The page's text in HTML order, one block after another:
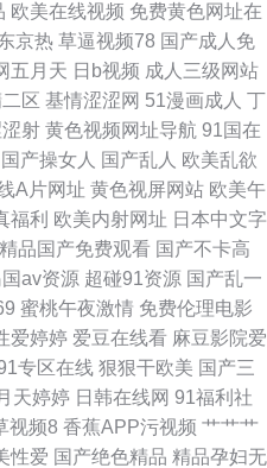
品 在线观看亚洲色图 操国产在线 丁
视频网 丁香五月色播网 欧美爱就色
免费肏屄 91次元网 91传媒免费观看
夫妻视频 91国产微拍 岛国AV一本道
原创大神在线观看 东方四虎日剧网
美日韩黄色网址 伊人五月香蕉 超碰
精品 国产天堂网 微拍福利视频午夜
91蝌蚪人妻九色 黑人黑人操妇女
欧美在线视频 免费黄色网址在
京热 草逼视频78 国产成人免
五月天 日b视频 成人三级网站
区 基情涩涩网 51漫画成人 丁
射 黄色视频网址导航 91国在
国产操女人 国产乱人 欧美乱欲
A片网址 黄色视屏网站 欧美午
福利 欧美内射网址 日本中文字
精品国产免费观看 国产不卡高
av资源 超碰91资源 国产乱一
蜜桃午夜激情 免费伦理电影
爱婷婷 爱豆在线看 麻豆影院爱
专区在线 狠狠干欧美 国产三
天婷婷 日韩在线网 91福利社
视频8 香蕉APP污视频 艹艹艹
性爱 国产绝色精品 精品孕妇无